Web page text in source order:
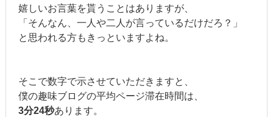
嬉しいお言葉を貰うことはありますが、
「そんなん、一人や二人が言っているだけだろ？」
と思われる方もきっといますよね。
そこで数字で示させていただきますと、
僕の趣味ブログの平均ページ滞在時間は、
3分24秒あります。